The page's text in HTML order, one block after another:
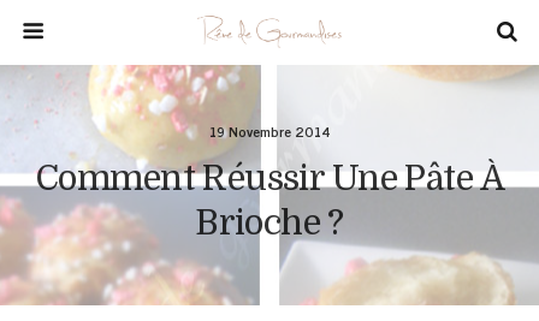
19 Novembre 2014
Comment Réussir Une Pâte À
Brioche ?